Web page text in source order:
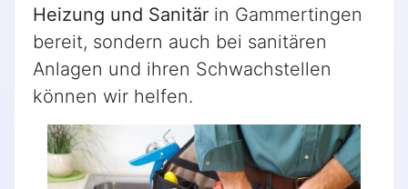
Heizung und Sanitär in Gammertingen
bereit, sondern auch bei sanitären
Anlagen und ihren Schwachstellen
können wir helfen.